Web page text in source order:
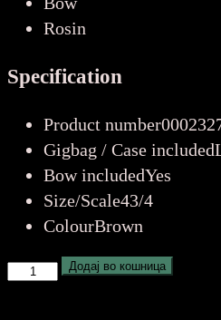
Rosin
Specification
Product
Gigbag / Case included
Bow includedYes
Size/Scale43/4
ColourBrown
Classic
Додај во кошница